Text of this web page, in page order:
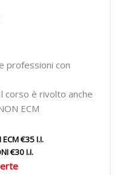
professioni con
corso è rivolto anche
ECM
ECM €35 I.I.
€30 I.I.